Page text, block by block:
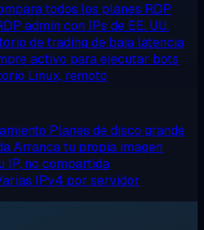
todos los planes RDP
admin con IPs de EE. UU.
de trading de baja latencia
activo para ejecutar bots
Linux, remoto
Planes de disco grande
Arranca tu propia imagen
IP, no compartida
IPv4 por servidor